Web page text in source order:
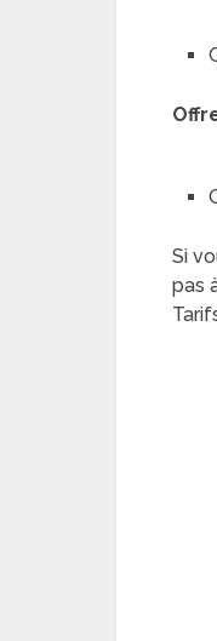
Si
pas